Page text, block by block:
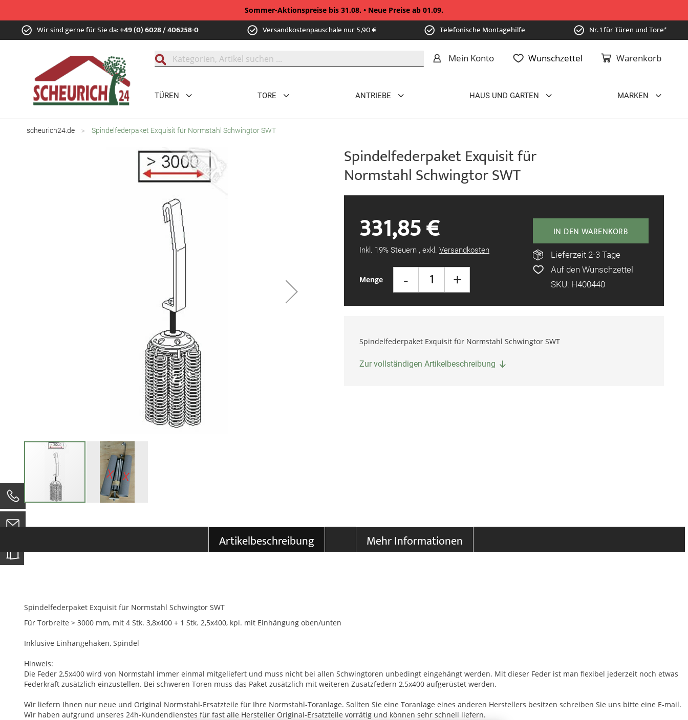
Sommer-Aktionspreise bis 31.08. • Neue Preise ab 01.09.
Zum
Inhalt Wir sind gerne für Sie da:+49 (0) 6028 / 406258-0 Versandkostenpauschale nur 5,90 € Telefonische Montagehilfe Nr. 1 für Türen und Tore*
Warenkorb
Mein Konto Wunschzettel
TÜREN TORE ANTRIEBE HAUS UND GARTEN MARKEN
scheurich24.de Spindelfederpaket Exquisit für Normstahl Schwingtor SWT
Spindelfederpaket Exquisit für
Normstahl Schwingtor SWT
Menge - +
331,85 €
Inkl. 19% Steuern , exkl. Versandkosten
IN DEN WARENKORB
Lieferzeit 2-3 Tage
Auf den Wunschzettel
SKU: H400440
Spindelfederpaket Exquisit für Normstahl Schwingtor SWT
Zur vollständigen Artikelbeschreibung
Zum
der
Artikelbeschreibung Mehr Informationen
Spindelfederpaket Exquisit für Normstahl Schwingtor SWT
Für Torbreite > 3000 mm, mit 4 Stk. 3,8x400 + 1 Stk. 2,5x400, kpl. mit Einhängung oben/unten
Inklusive Einhängehaken, Spindel
Hinweis:
Die Feder 2,5x400 wird von Normstahl immer einmal mitgeliefert und muss nicht bei allen Schwingtoren unbedingt eingehängt werden. Mit dieser Feder ist man flexibel jederzeit noch etwas
Federkraft zusätzlich einzustellen. Bei schweren Toren muss das Paket zusätzlich mit weiteren Zusatzfedern 2,5x400 aufgerüstet werden.
Wir liefern Ihnen nur neue und Original Normstahl-Ersatzteile für Ihre Normstahl-Toranlage. Sollten Sie eine Toranlage eines anderen Herstellers besitzen schreiben Sie uns bitte eine E-mail.
Wir haben aufgrund unseres 24h-Kundendienstes für fast alle Hersteller Original-Ersatzteile vorrätig und können sehr schnell liefern.